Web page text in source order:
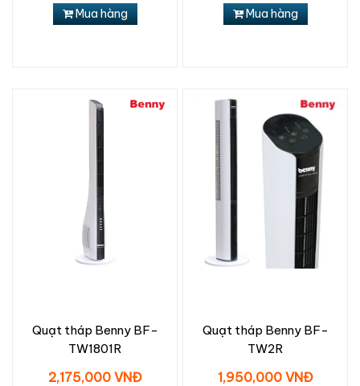
Mua hàng Mua hàng
Quạt tháp Benny BF-
TW1801R
2,175,000 VNĐ
Quạt tháp Benny BF-
TW2R
1,950,000 VNĐ